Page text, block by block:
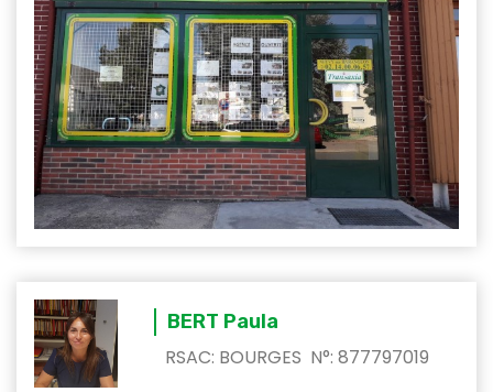
BERT Paula
RSAC: BOURGES N°: 877797019